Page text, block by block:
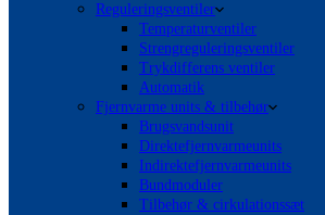
Reguleringsventiler
Temperaturventiler
Strengreguleringsventiler
Trykdifferens ventiler
Automatik
Fjernvarme units & tilbehør
Brugsvandsunit
Direktefjernvarmeunits
Indirektefjernvarmeunits
Bundmoduler
Tilbehør & cirkulationssæt